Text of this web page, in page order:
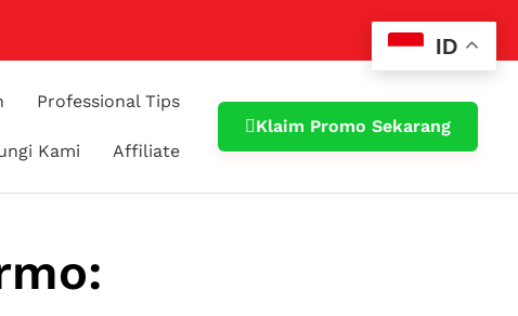
Professional Tips
Kami Affiliate
Klaim Promo Sekarang
ID